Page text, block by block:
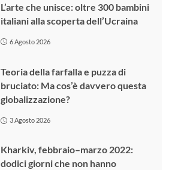
L’arte che unisce: oltre 300 bambini
italiani alla scoperta dell’Ucraina
6 Agosto 2026
Teoria della farfalla e puzza di
bruciato: Ma cos’è davvero questa
globalizzazione?
3 Agosto 2026
Kharkiv, febbraio–marzo 2022:
dodici giorni che non hanno